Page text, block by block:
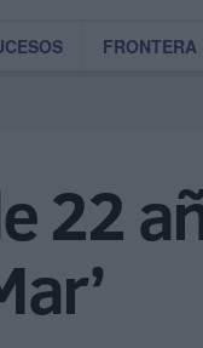
FRONTERA
22